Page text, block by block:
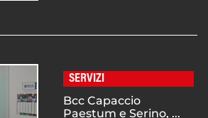
SERVIZI
Bcc Capaccio
Paestum e Serino, ...